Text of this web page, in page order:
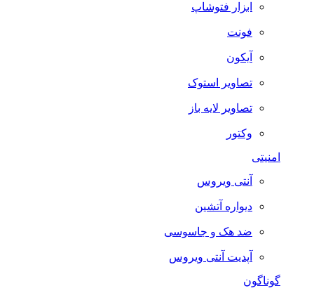
ابزار فتوشاپ
فونت
آیکون
تصاویر استوک
تصاویر لایه باز
وکتور
امنیتی
آنتی ویروس
دیواره آتشین
ضد هک و جاسوسی
آپدیت آنتی ویروس
گوناگون